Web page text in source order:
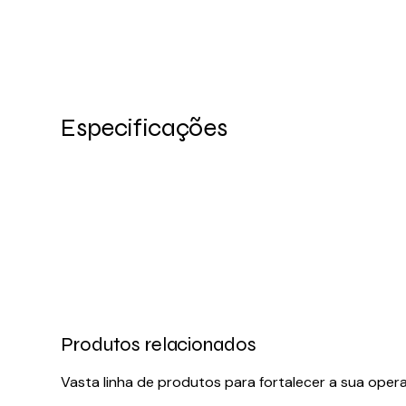
Especificações
Produtos relacionados
Vasta linha de produtos para fortalecer a sua